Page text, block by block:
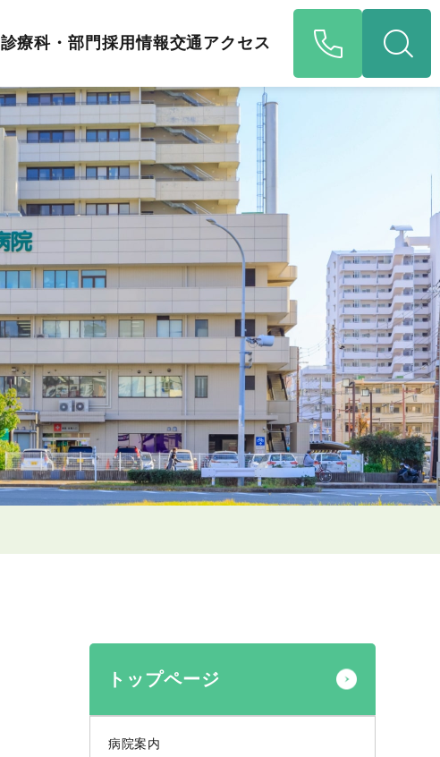
診療科・部門 採用情報交通アクセス
トップページ
病院案内